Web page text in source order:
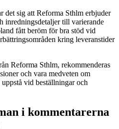
det sig att Reforma Sthlm erbjuder
inredningsdetaljer till varierande
fått beröm för bra stöd vid
kring leveranstider
Reforma Sthlm, rekommenderas
och vara medveten om
vid beställningar och
i kommentarerna